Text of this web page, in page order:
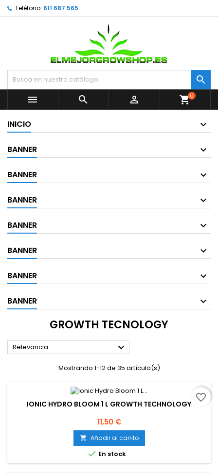
Teléfono: 611 687 565


  shopping_cart0
INICIO
BANNER
BANNER
BANNER
BANNER
BANNER
BANNER
BANNER
GROWTH TECNOLOGY
Relevancia 
Mostrando 1-12 de 35 artículo(s)
IONIC HYDRO BLOOM 1 L GROWTH TECHNOLOGY
Precio
11,50 €
 Añadir al carrito
 En stock
favorite_border